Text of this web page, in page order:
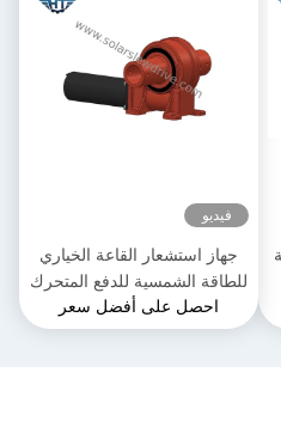
فيديو
جهاز استشعار القاعة الخياري
للطاقة الشمسية للدفع المتحرك
للتركيب السريع والسهل
والحلول المخصصة
احصل على أفضل سعر